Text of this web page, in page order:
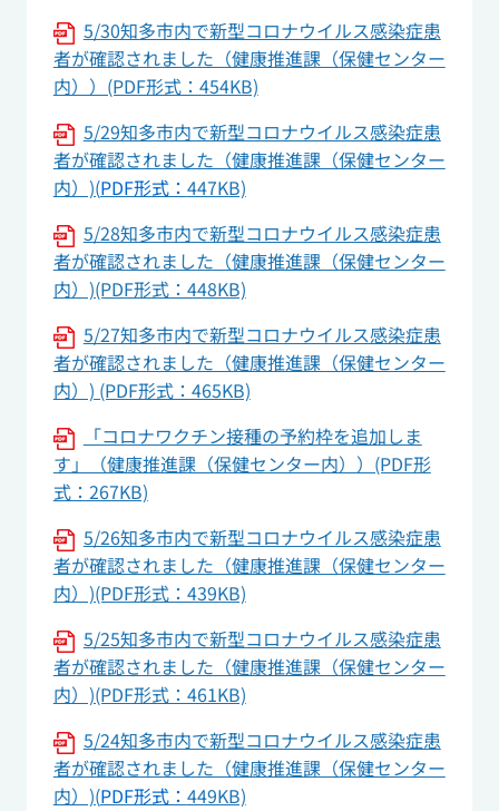
5/30知多市内で新型コロナウイルス感染症患
者が確認されました（健康推進課（保健センター
内））(PDF形式：454KB)
5/29知多市内で新型コロナウイルス感染症患
者が確認されました（健康推進課（保健センター
内）)(PDF形式： 447KB)
5/28知多市内で新型コロナウイルス感染症患
者が確認されました（健康推進課（保健センター
内）)(PDF形式：448KB)
5/27知多市内で新型コロナウイルス感染症患
者が確認されました（健康推進課（保健センター
内）) (PDF形式：465KB)
「コロナワクチン接種の予約枠を追加しま
す」（健康推進課（保健センター内））(PDF形
式：267KB)
5/26知多市内で新型コロナウイルス感染症患
者が確認されました（健康推進課（保健センター
内）)(PDF形式：439KB)
5/25知多市内で新型コロナウイルス感染症患
者が確認されました（健康推進課（保健センター
内）)(PDF形式：461KB)
5/24知多市内で新型コロナウイルス感染症患
者が確認されました（健康推進課（保健センター
内）)(PDF形式： 449KB)